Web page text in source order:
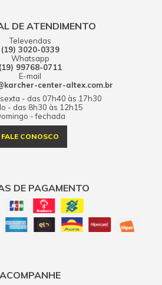
DE ATENDIMENTO
Televendas
(19) 3020-0339
Whatsapp
(19) 99768-0711
E-mail
center-altex.com.br
- das 07h40 às 17h30
- das 8h30 às 12h15
- fechada
FALE CONOSCO
DE PAGAMENTO
ACOMPANHE